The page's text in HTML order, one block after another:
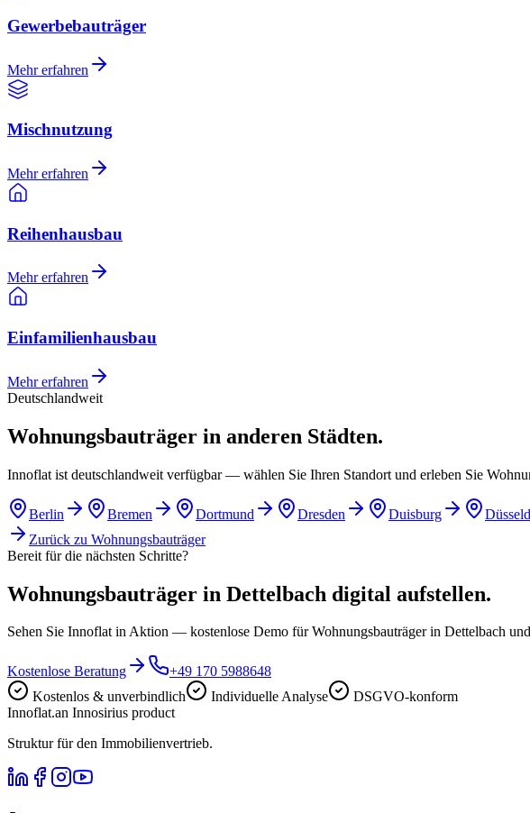
Gewerbebauträger
Mehr erfahren
Mischnutzung
Mehr erfahren
Reihenhausbau
Mehr erfahren
Einfamilienhausbau
Mehr erfahren
Deutschlandweit
Wohnungsbauträger in anderen Städten.
Innoflat ist deutschlandweit verfügbar — wählen Sie Ihren Standort und erleben Sie
Berlin Bremen Dortmund Dresden Duisburg
Zurück zu Wohnungsbauträger
Bereit für die nächsten Schritte?
Wohnungsbauträger in Dettelbach digital aufstellen.
Sehen Sie Innoflat in Aktion — kostenlose Demo für Wohnungsbauträger in Dettelbach
Kostenlose Beratung
+49 170 5988648
Kostenlos & unverbindlich
Individuelle Analyse
DSGVO-konform
Innoflat.an Innosirius product
Struktur für den Immobilienvertrieb.